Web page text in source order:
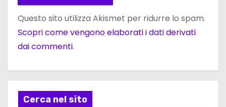
Questo sito utilizza Akismet per ridurre lo spam.
Scopri come vengono elaborati i dati derivati
dai commenti.
Cerca nel sito